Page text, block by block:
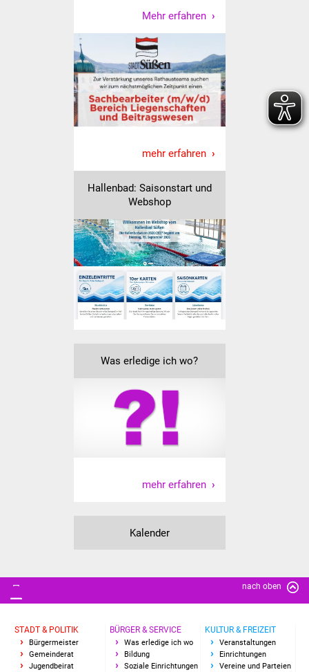
Lebenslagen
Senioren
Stadtseniorenrat
Sommerwochen für
Seniorenwohn- und
Pflegeheim
Familien
Familientreff
Kinder und Jugendliche
Schülerferienprogramm
Freundeskreis Asyl
Ukraine-Hilfe
Wohnen
Bauen in Süßen
Wirtschaftsförderung
Gewerbeimmobilien
Mehr erfahren
mehr erfahren
Hallenbad: Saisonstart und
Webshop
Was erledige ich wo?
mehr erfahren
Kalender
nach oben
STADT & POLITIK
Bürgermeister
Gemeinderat
Jugendbeirat
BÜRGER & SERVICE
Was erledige ich wo
Bildung
Soziale Einrichtungen
KULTUR & FREIZEIT
Veranstaltungen
Einrichtungen
Vereine und Parteien